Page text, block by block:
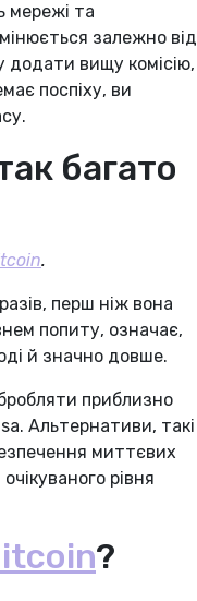
мережі та
залежно від
вищу комісію,
поспіху, ви
багато
.
перш ніж вона
попиту, означає,
й значно довше.
приблизно
Альтернативи, такі
миттєвих
рівня
?